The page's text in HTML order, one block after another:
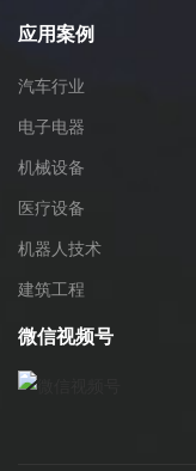
应用案例
汽车行业
电子电器
机械设备
医疗设备
机器人技术
建筑工程
微信视频号